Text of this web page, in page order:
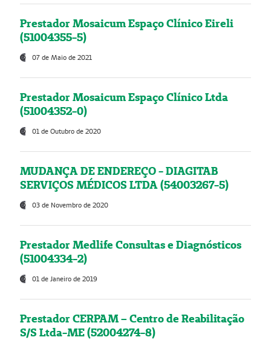
Prestador Mosaicum Espaço Clínico Eireli
(51004355-5)
07 de Maio de 2021
Prestador Mosaicum Espaço Clínico Ltda
(51004352-0)
01 de Outubro de 2020
MUDANÇA DE ENDEREÇO - DIAGITAB
SERVIÇOS MÉDICOS LTDA (54003267-5)
03 de Novembro de 2020
Prestador Medlife Consultas e Diagnósticos
(51004334-2)
01 de Janeiro de 2019
Prestador CERPAM – Centro de Reabilitação
S/S Ltda-ME (52004274-8)